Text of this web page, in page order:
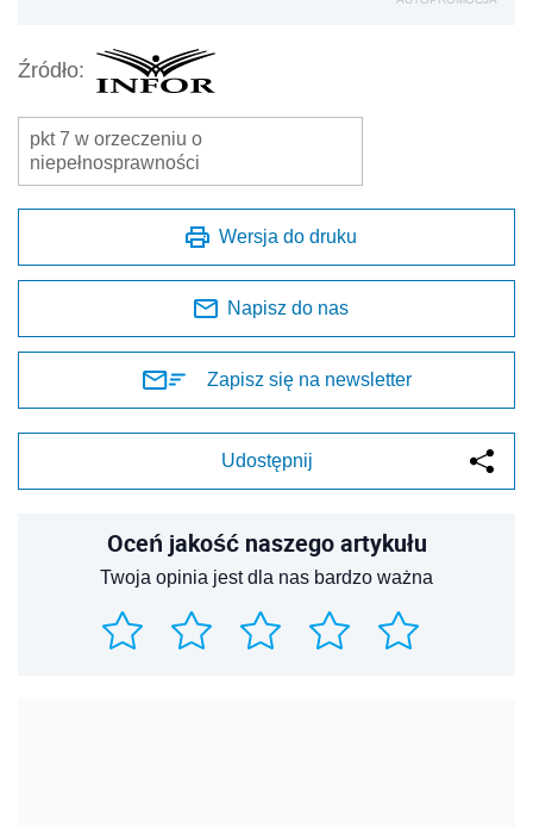
Źródło:
pkt 7 w orzeczeniu o
niepełnosprawności
Wersja do druku
Napisz do nas
Zapisz się na newsletter
Udostępnij
Oceń jakość naszego artykułu
Twoja opinia jest dla nas bardzo ważna